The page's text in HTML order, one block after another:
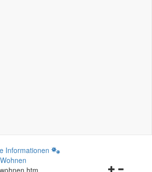
Informationen